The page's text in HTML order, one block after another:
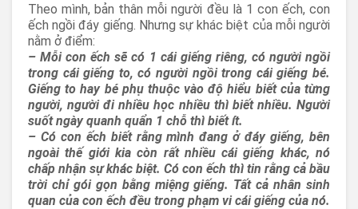
Theo mình, bản thân mỗi người đều là 1 con ếch, con
ếch ngồi đáy giếng. Nhưng sự khác biệt của mỗi người
nằm ở điểm:
– Mỗi con ếch sẽ có 1 cái giếng riêng, có người ngồi
trong cái giếng to, có người ngồi trong cái giếng bé.
Giếng to hay bé phụ thuộc vào độ hiểu biết của từng
người, người đi nhiều học nhiều thì biết nhiều. Người
suốt ngày quanh quẩn 1 chỗ thì biết ít.
– Có con ếch biết rằng mình đang ở đáy giếng, bên
ngoài thế giới kia còn rất nhiều cái giếng khác, nó
chấp nhận sự khác biệt. Có con ếch thì tin rằng cả bầu
trời chỉ gói gọn bằng miệng giếng. Tất cả nhân sinh
quan của con ếch đều trong phạm vi cái giếng của nó.